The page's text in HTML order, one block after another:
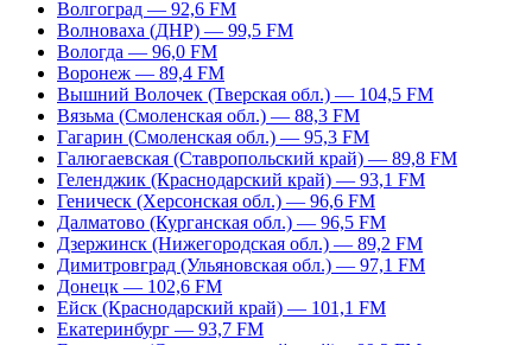
Волгоград — 92,6 FM
Волноваха (ДНР) — 99,5 FM
Вологда — 96,0 FM
Воронеж — 89,4 FM
Вышний Волочек (Тверская обл.) — 104,5 FM
Вязьма (Смоленская обл.) — 88,3 FM
Гагарин (Смоленская обл.) — 95,3 FM
Галюгаевская (Ставропольский край) — 89,8 FM
Геленджик (Краснодарский край) — 93,1 FM
Геническ (Херсонская обл.) — 96,6 FM
Далматово (Курганская обл.) — 96,5 FM
Дзержинск (Нижегородская обл.) — 89,2 FM
Димитровград (Ульяновская обл.) — 97,1 FM
Донецк — 102,6 FM
Ейск (Краснодарский край) — 101,1 FM
Екатеринбург — 93,7 FM